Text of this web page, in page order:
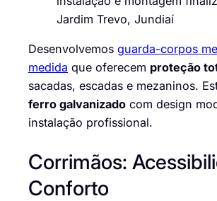
Desenvolvemos guarda-corpos
medida que oferecem proteção
sacadas, escadas e mezaninos.
ferro galvanizado com design
instalação profissional.
Corrimãos:
Conforto